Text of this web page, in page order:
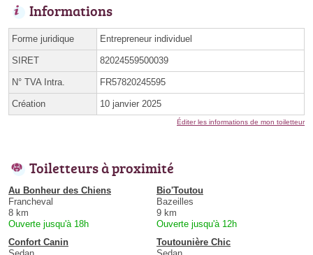
Informations
Forme juridique Entrepreneur individuel
SIRET 82024559500039
N° TVA Intra. FR57820245595
Création 10 janvier 2025
Éditer les informations de mon toiletteur
Toiletteurs à proximité
Au Bonheur des Chiens
Francheval
8 km
Ouverte jusqu'à 18h
Bio'Toutou
Bazeilles
9 km
Ouverte jusqu'à 12h
Confort Canin
Toutounière Chic